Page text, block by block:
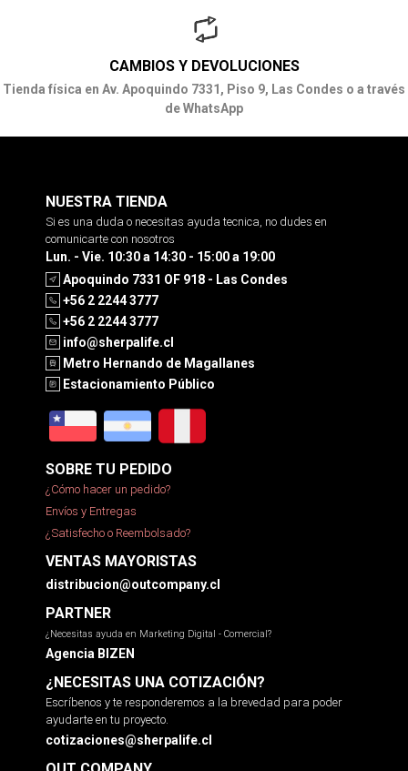
CAMBIOS Y DEVOLUCIONES
Tienda física en Av. Apoquindo 7331, Piso 9, Las Condes o a través
de WhatsApp
NUESTRA TIENDA
Si es una duda o necesitas ayuda tecnica, no dudes en
comunicarte con nosotros
Lun. - Vie. 10:30 a 14:30 - 15:00 a 19:00
Apoquindo 7331 OF 918 - Las Condes
+56 2 2244 3777
+56 2 2244 3777
info@sherpalife.cl
Metro Hernando de Magallanes
Estacionamiento Público
SOBRE TU PEDIDO
¿Cómo hacer un pedido?
Envíos y Entregas
¿Satisfecho o Reembolsado?
VENTAS MAYORISTAS
distribucion@outcompany.cl
PARTNER
¿Necesitas ayuda en Marketing Digital - Comercial?
Agencia BIZEN
¿NECESITAS UNA COTIZACIÓN?
Escríbenos y te responderemos a la brevedad para poder
ayudarte en tu proyecto.
cotizaciones@sherpalife.cl